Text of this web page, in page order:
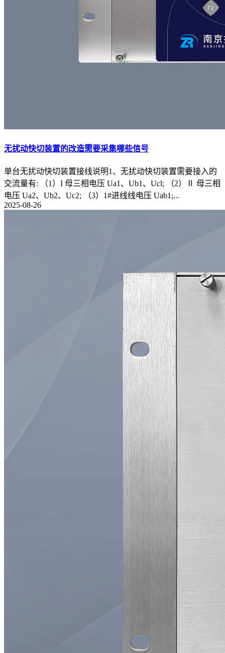
无扰动快切装置的改造需要采集哪些信号
单台无扰动快切装置接线说明1、无扰动快切装置需要接入的
交流量有: （1）I 母三相电压 Ua1、Ub1、Ucl; （2）Ⅱ 母三相
电压 Ua2、Ub2、Uc2; （3）1#进线线电压 Uab1;...
2025-08-26